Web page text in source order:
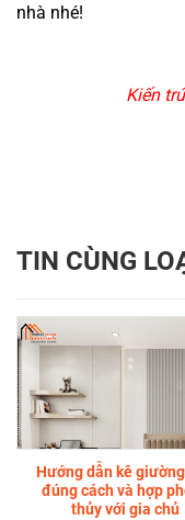
nhà nhé!
Kiến
TIN CÙNG
Hướng dẫn kê
đúng cách và hợp
thủy với gia chủ